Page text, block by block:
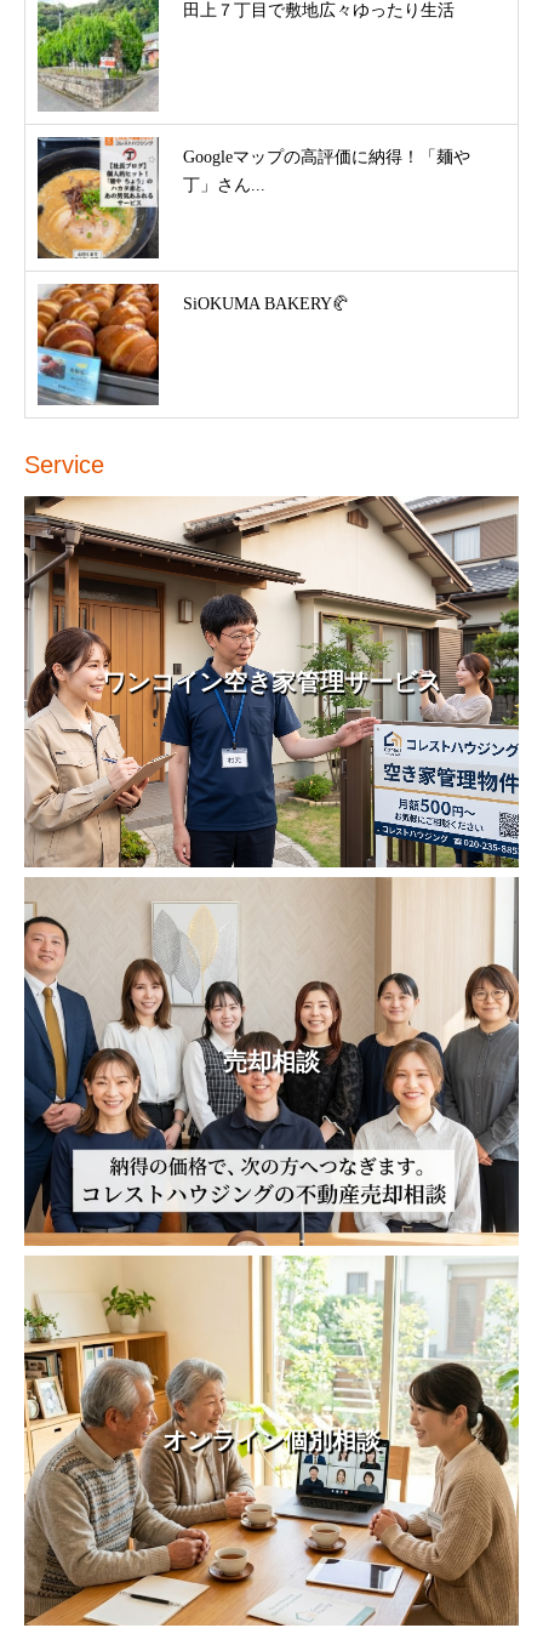
田上７丁目で敷地広々ゆったり生活
Googleマップの高評価に納得！「麺や
丁」さん...
SiOKUMA BAKERY🥐
Service
ワンコイン空き家管理サービス
売却相談
オンライン個別相談